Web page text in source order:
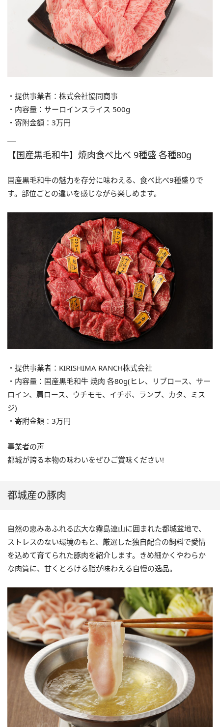
・提供事業者：株式会社協同商事
・内容量：サーロインスライス 500g
・寄附金額：3万円
【国産黒毛和牛】焼肉食べ比べ 9種盛 各種80g
国産黒毛和牛の魅力を存分に味わえる、食べ比べ9種盛りで
す。部位ごとの違いを感じながら楽しめます。
・提供事業者：KIRISHIMA RANCH株式会社
・内容量：国産黒毛和牛 焼肉 各80g(ヒレ、リブロース、サー
ロイン、肩ロース、ウチモモ、イチボ、ランプ、カタ、ミス
ジ)
・寄附金額：3万円
事業者の声
都城が誇る本物の味わいをぜひご賞味ください!
都城産の豚肉
自然の恵みあふれる広大な霧島連山に囲まれた都城盆地で、
ストレスのない環境のもと、厳選した独自配合の飼料で愛情
を込めて育てられた豚肉を紹介します。きめ細かくやわらか
な肉質に、甘くとろける脂が味わえる自慢の逸品。